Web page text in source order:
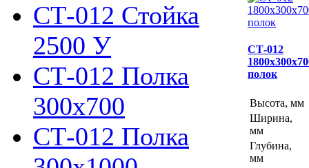
СТ-012 Стойка
2500 У
СТ-012 Полка
300х700
СТ-012 Полка
СТ-012
полок
Высота, мм
Ширина,
мм
Глубина,
мм